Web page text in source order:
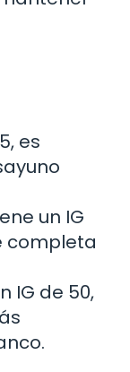
es
un IG
completa
IG de 50,